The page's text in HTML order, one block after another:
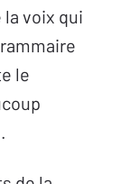
la voix qui
le